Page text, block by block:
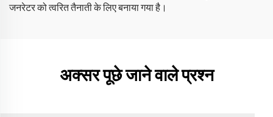
जनरेटर को त्वरित तैनाती के लिए बनाया गया है।
अक्सर पूछे जाने वाले प्रश्न